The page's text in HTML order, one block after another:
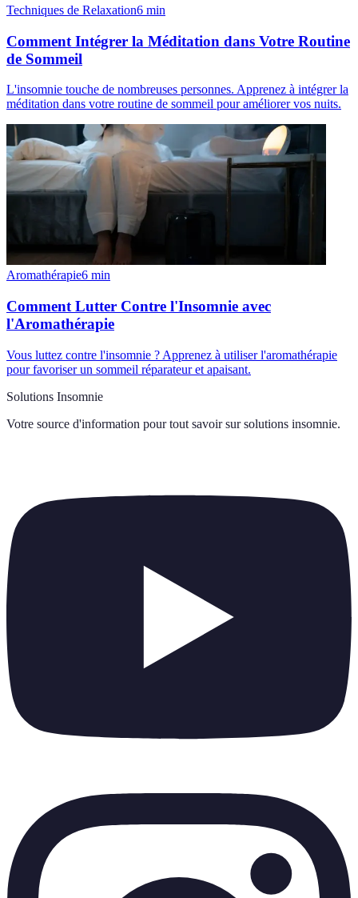
Techniques de Relaxation6 min
Comment Intégrer la Méditation dans Votre Routine
de Sommeil
L'insomnie touche de nombreuses personnes. Apprenez à intégrer la
méditation dans votre routine de sommeil pour améliorer vos nuits.
Aromathérapie6 min
Comment Lutter Contre l'Insomnie avec
l'Aromathérapie
Vous luttez contre l'insomnie ? Apprenez à utiliser l'aromathérapie
pour favoriser un sommeil réparateur et apaisant.
Solutions Insomnie
Votre source d'information pour tout savoir sur solutions insomnie.